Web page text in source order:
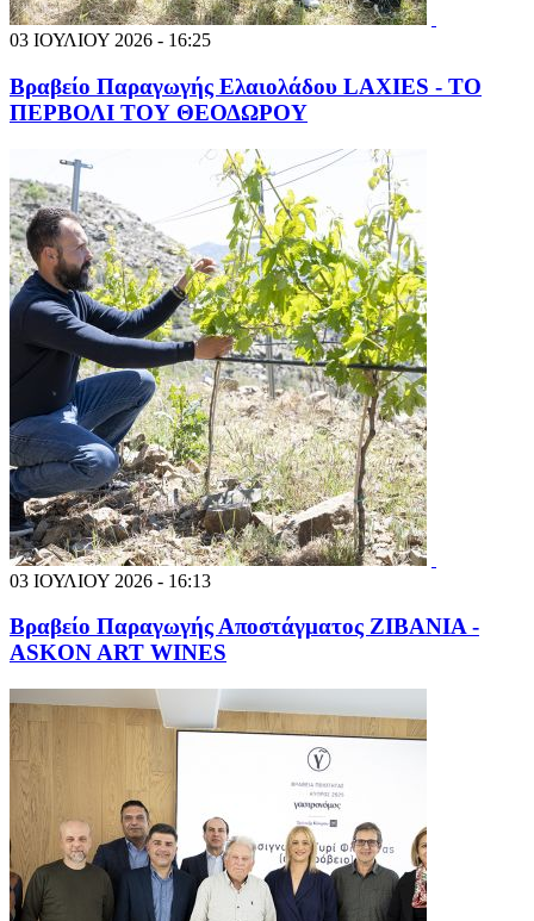
03 ΙΟΥΛΙΟΥ 2026 - 16:25
Βραβείο Παραγωγής Ελαιολάδου LAXIES - ΤΟ
ΠΕΡΒΟΛΙ ΤΟΥ ΘΕΟΔΩΡΟΥ
03 ΙΟΥΛΙΟΥ 2026 - 16:13
Βραβείο Παραγωγής Αποστάγματος ΖΙΒΑΝΙΑ -
ASKON ART WINES